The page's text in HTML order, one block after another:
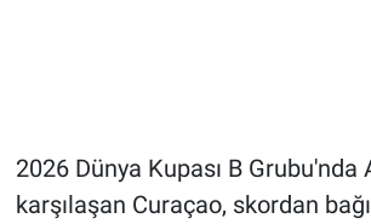
2026 Dünya Kupası B Grubu'nda
karşılaşan Curaçao, skordan